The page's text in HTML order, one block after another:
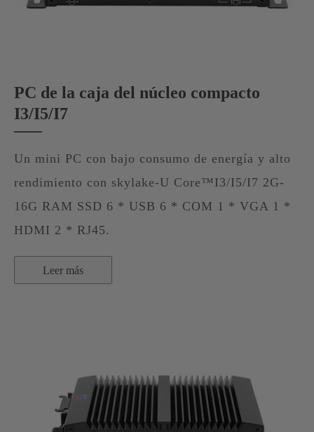
PC de la caja del núcleo compacto
I3/I5/I7
Un mini PC con bajo consumo de energía y alto
rendimiento con skylake-U Core™I3/I5/I7 2G-
16G RAM SSD 6 * USB 6 * COM 1 * VGA 1 *
HDMI 2 * RJ45.
Leer más